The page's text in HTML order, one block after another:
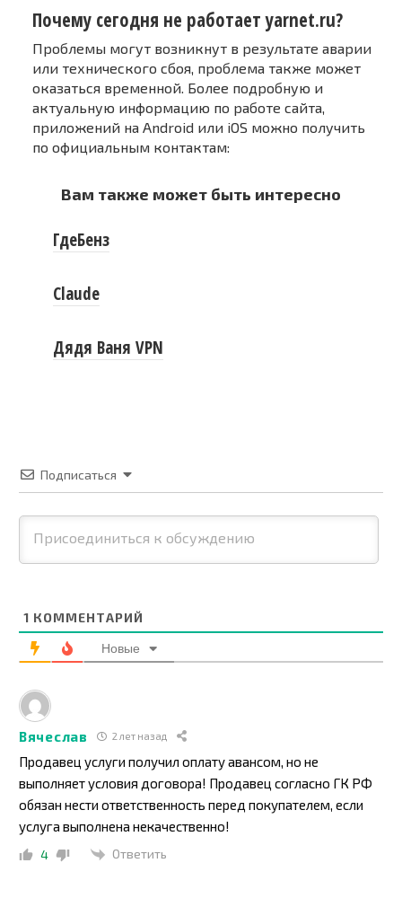
Почему сегодня не работает yarnet.ru?
Проблемы могут возникнут в результате аварии
или технического сбоя, проблема также может
оказаться временной. Более подробную и
актуальную информацию по работе сайта,
приложений на Android или iOS можно получить
по официальным контактам:
Вам также может быть интересно
ГдеБенз
Claude
Дядя Ваня VPN
Подписаться
1 КОММЕНТАРИЙ
Новые
Вячеслав 2 лет назад
Продавец услуги получил оплату авансом, но не
выполняет условия договора! Продавец согласно ГК РФ
обязан нести ответственность перед покупателем, если
услуга выполнена некачественно!
4 Ответить